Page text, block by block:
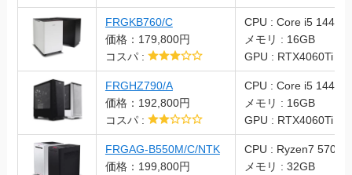
FRGKB760/C
価格：179,800円
コスパ :
CPU : Core i5
メモリ : 16GB
GPU : RTX4060Ti
FRGHZ790/A
価格：192,800円
コスパ :
CPU : Core i5
メモリ : 16GB
GPU : RTX4060Ti
FRGAG-B550M/C/NTK
価格：199,800円
CPU : Ryzen7 5700X
メモリ : 32GB